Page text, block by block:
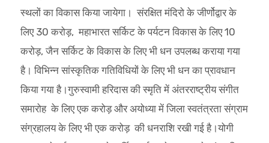
स्थलों का विकास किया जायेगा। संरक्षित मंदिरो के जीर्णोद्वार के
लिए 30 करोड़, महाभारत सर्किट के पर्यटन विकास के लिए 10
करोड़, जैन सर्किट के विकास के लिए भी धन उपलब्ध कराया गया
है। विभिन्न सांस्कृतिक गतिविधियों के लिए भी धन का प्रावधान
किया गया है।गुरुस्वामी हरिदास की स्मृति में अंतरराष्ट्रीय संगीत
समारोह के लिए एक करोड़ और अयोध्या में जिला स्वतंत्रता संग्राम
संग्रहालय के लिए भी एक करोड़ की धनराशि रखी गई है।योगी